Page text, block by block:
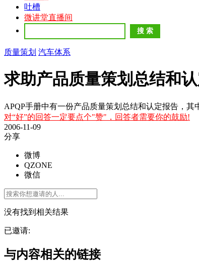
吐槽
微讲堂直播间
质量策划 汽车体系
求助产品质量策划总结和
APQP手册中有一份产品质量策划总结和认定报告，
对“好”的回答一定要点个"赞"，回答者需要你的鼓励!
2006-11-09
分享
微博
QZONE
微信
没有找到相关结果
已邀请:
与内容相关的链接